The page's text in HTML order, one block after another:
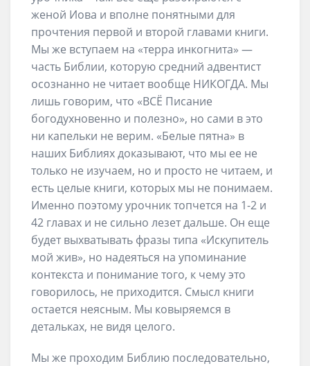
женой Иова и вполне понятными для
прочтения первой и второй главами книги.
Мы же вступаем на «терра инкогнита» —
часть Библии, которую средний адвентист
осознанно не читает вообще НИКОГДА. Мы
лишь говорим, что «ВСЁ Писание
богодухновенно и полезно», но сами в это
ни капельки не верим. «Белые пятна» в
наших Библиях доказывают, что мы ее не
только не изучаем, но и просто не читаем, и
есть целые книги, которых мы не понимаем.
Именно поэтому урочник топчется на 1-2 и
42 главах и не сильно лезет дальше. Он еще
будет выхватывать фразы типа «Искупитель
мой жив», но надеяться на упоминание
контекста и понимание того, к чему это
говорилось, не приходится. Смысл книги
остается неясным. Мы ковыряемся в
детальках, не видя целого.
Мы же проходим Библию последовательно,